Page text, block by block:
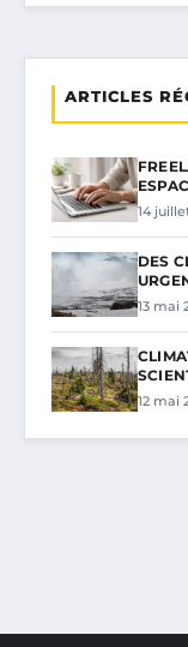
ARTICLES
14
DES
13 mai
12 mai